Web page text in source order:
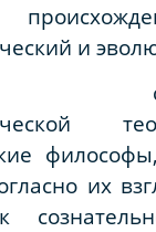
и
их